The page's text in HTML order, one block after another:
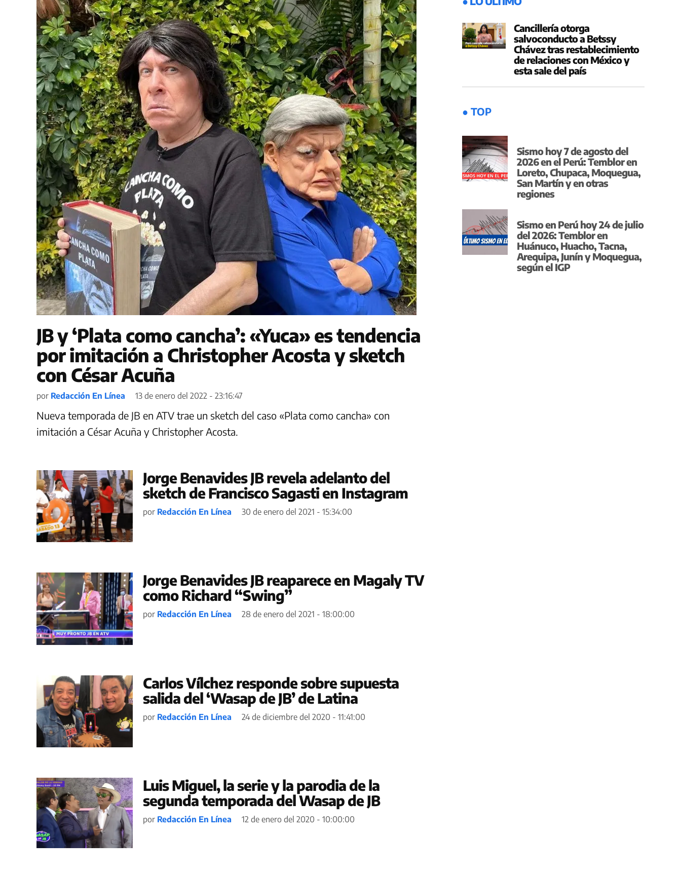
JB y ‘Plata como cancha’: «Yuca» es tendencia
por imitación a Christopher Acosta y sketch
con César Acuña
por Redacción En Línea 13 de enero del 2022 - 23:16:47
Nueva temporada de JB en ATV trae un sketch del caso «Plata como cancha» con
imitación a César Acuña y Christopher Acosta.
Jorge Benavides JB revela adelanto del
sketch de Francisco Sagasti en Instagram
por Redacción En Línea 30 de enero del 2021 - 15:34:00
Jorge Benavides JB reaparece en Magaly TV
como Richard “Swing”
por Redacción En Línea 28 de enero del 2021 - 18:00:00
Carlos Vílchez responde sobre supuesta
salida del ‘Wasap de JB’ de Latina
por Redacción En Línea 24 de diciembre del 2020 - 11:41:00
Luis Miguel, la serie y la parodia de la
segunda temporada del Wasap de JB
por Redacción En Línea 12 de enero del 2020 - 10:00:00
Cancillería otorga
salvoconducto a Betssy
Chávez tras restablecimiento
de relaciones con México y
esta sale del país
● TOP
Sismo hoy 7 de agosto del
2026 en el Perú: Temblor en
Loreto, Chupaca, Moquegua,
San Martín y en otras
regiones
Sismo en Perú hoy 24 de julio
del 2026: Temblor en
Huánuco, Huacho, Tacna,
Arequipa, Junín y Moquegua,
según el IGP